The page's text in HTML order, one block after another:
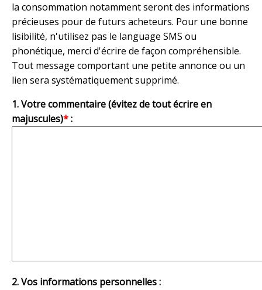
la consommation notamment seront des informations
précieuses pour de futurs acheteurs. Pour une bonne
lisibilité, n'utilisez pas le language SMS ou
phonétique, merci d'écrire de façon compréhensible.
Tout message comportant une petite annonce ou un
lien sera systématiquement supprimé.
1. Votre commentaire (évitez de tout écrire en
majuscules)*:
2. Vos informations personnelles :